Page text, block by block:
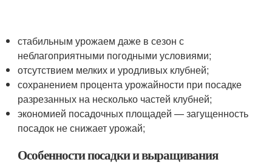
стабильным урожаем даже в сезон с
неблагоприятными погодными условиями;
отсутствием мелких и уродливых клубней;
сохранением процента урожайности при посадке
разрезанных на несколько частей клубней;
экономией посадочных площадей — загущенность
посадок не снижает урожай;
Особенности посадки и выращивания